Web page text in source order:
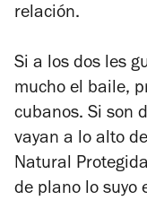
relación.
Si a los dos les
mucho el baile,
cubanos. Si son
vayan a lo alto
Natural
de plano lo suyo